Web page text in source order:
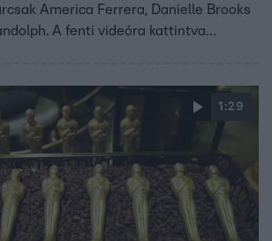
America Ferrera, Danielle Brooks
A fenti videóra kattintva
1:29